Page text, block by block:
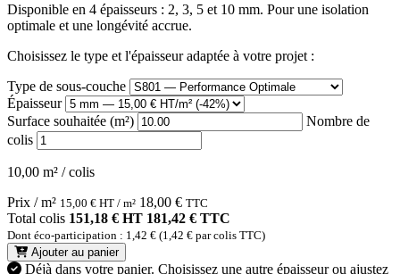
Disponible en 4 épaisseurs : 2, 3, 5 et 10 mm. Pour une isolation
optimale et une longévité accrue.
Choisissez le type et l'épaisseur adaptée à votre projet :
Type de sous-couche
Épaisseur
Surface souhaitée (m²)
Nombre de
colis
10,00 m² / colis
Prix / m² 15,00 € HT / m² 18,00 € TTC
Total colis 151,18 € HT 181,42 € TTC
Dont éco-participation : 1,42 € (1,42 € par colis TTC)
Ajouter au panier
Déjà dans votre panier. Choisissez une autre épaisseur ou ajustez